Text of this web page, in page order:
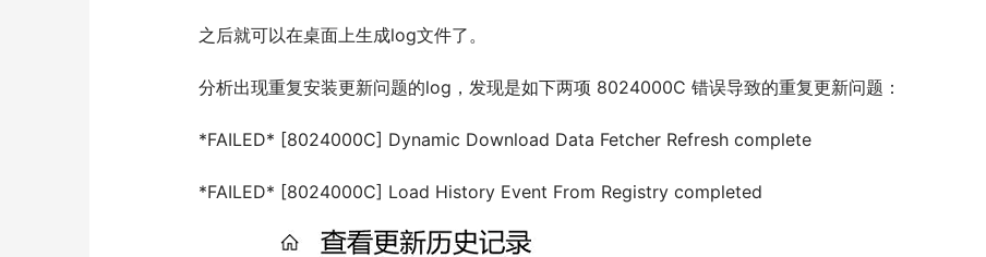
  	之后就可以在桌面上生成log文件了。
  	分析出现重复安装更新问题的log，发现是如下两项 8024000C 错误导致的重复更新问题：
  	*FAILED* [8024000C] Dynamic Download Data Fetcher Refresh complete
  	*FAILED* [8024000C] Load History Event From Registry completed